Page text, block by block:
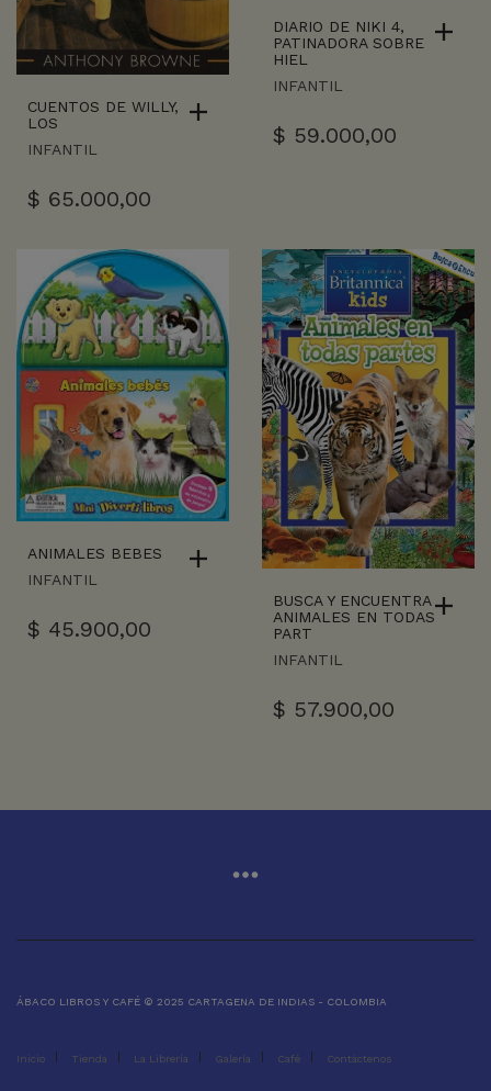
CUENTOS DE WILLY,
LOS
INFANTIL
$ 65.000,00
DIARIO DE NIKI 4,
PATINADORA SOBRE
HIEL
INFANTIL
$ 59.000,00
ANIMALES BEBES
INFANTIL
$ 45.900,00
BUSCA Y ENCUENTRA
ANIMALES EN TODAS
PART
INFANTIL
$ 57.900,00
ÁBACO LIBROS Y CAFÉ © 2025 CARTAGENA DE INDIAS - COLOMBIA
Inicio Tienda La Librería Galería Café Contáctenos